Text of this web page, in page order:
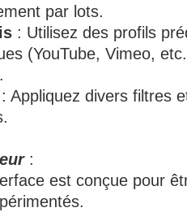
par lots.
: Utilisez des profils
(YouTube, Vimeo,
: Appliquez divers filtres
:
est conçue pour